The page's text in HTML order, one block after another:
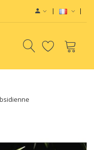
Vape devices Vape